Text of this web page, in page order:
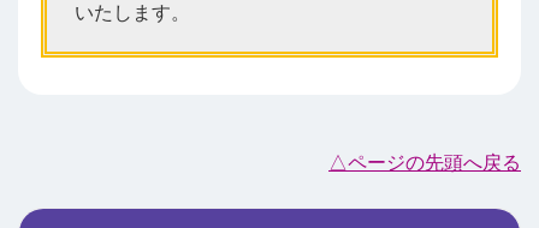
いたします。
△ページの先頭へ戻る